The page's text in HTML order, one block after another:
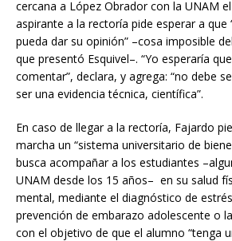
cercana a López Obrador con la UNAM
aspirante a la rectoría pide esperar a que
pueda dar su opinión” –cosa imposible
que presentó Esquivel–. “Yo esperaría
comentar”, declara, y agrega: “no debe
ser una evidencia técnica, científica”.
En caso de llegar a la rectoría, Fajardo
marcha un “sistema universitario de
busca acompañar a los estudiantes
UNAM desde los 15 años– en su salud
mental, mediante el diagnóstico de
prevención de embarazo adolescente o
con el objetivo de que el alumno “tenga